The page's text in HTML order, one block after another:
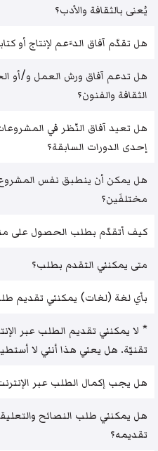
يُعنى بالثقافة والأدب؟
هل تقدّم آفاق الدَّعم لإنتاج أو
هل تدعم آفاق ورش العمل و/أو
الثقافة والفنون؟
هل تعيد آفاق النّظر في
إحدى الدورات السابقة؟
هل يمكن أن ينطبق نفس
مختلفَين؟
كيف أتقدّم بطلب الحصول على
متى يمكنني التقدم بطلب؟
بأي لغة (لغات) يمكنني تقديم
* لا يمكنني تقديم الطلب عبر
تقنيّة. هل يعني هذا أنني لا
هل يجب إكمال الطلب عبر
هل يمكنني طلب النصائح
تقديمه؟